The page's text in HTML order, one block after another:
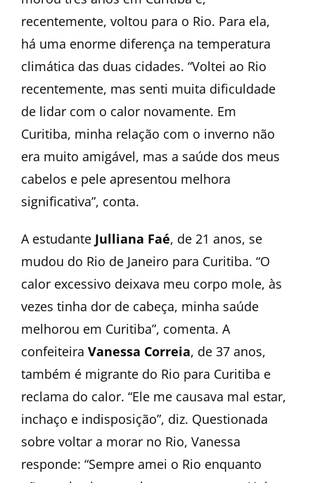
recentemente, voltou para o Rio. Para ela,
há uma enorme diferença na temperatura
climática das duas cidades. “Voltei ao Rio
recentemente, mas senti muita dificuldade
de lidar com o calor novamente. Em
Curitiba, minha relação com o inverno não
era muito amigável, mas a saúde dos meus
cabelos e pele apresentou melhora
significativa”, conta.
A estudante Julliana Faé, de 21 anos, se
mudou do Rio de Janeiro para Curitiba. “O
calor excessivo deixava meu corpo mole, às
vezes tinha dor de cabeça, minha saúde
melhorou em Curitiba”, comenta. A
confeiteira Vanessa Correia, de 37 anos,
também é migrante do Rio para Curitiba e
reclama do calor. “Ele me causava mal estar,
inchaço e indisposição”, diz. Questionada
sobre voltar a morar no Rio, Vanessa
responde: “Sempre amei o Rio enquanto